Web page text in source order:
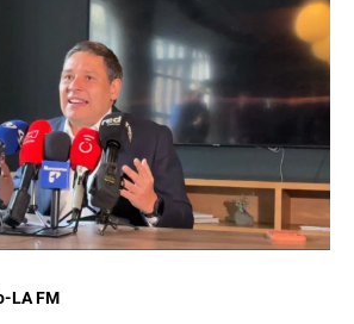
LA FM